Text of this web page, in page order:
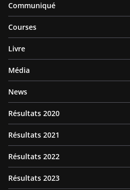
Communiqué
Courses
Livre
Média
News
Résultats 2020
Résultats 2021
Résultats 2022
Résultats 2023